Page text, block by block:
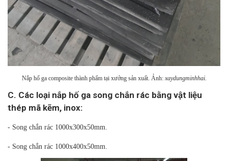
Nắp hố ga composite thành phẩm tại xưởng sản xuất. Ảnh: xaydungminhhai.
C. Các loại nắp hố ga song chắn rác bằng vật liệu
thép mã kẽm, inox:
- Song chắn rác 1000x300x50mm.
- Song chắn rác 1000x400x50mm.